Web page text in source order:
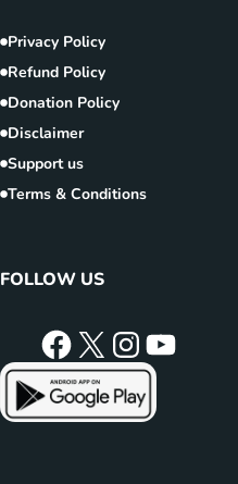
Privacy Policy
Refund Policy
Donation Policy
Disclaimer
Support us
Terms & Conditions
FOLLOW US